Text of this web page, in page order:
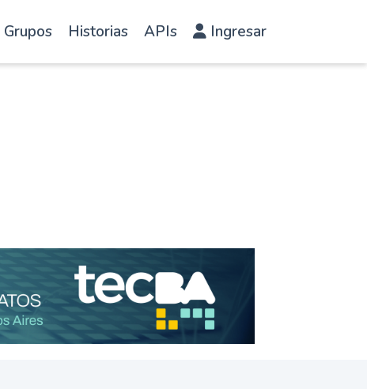
Grupos Historias APIs Ingresar